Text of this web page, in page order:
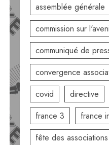
assemblée générale
commission sur
communiqué de
convergence
covid
directive
france 3
france
fête des associations